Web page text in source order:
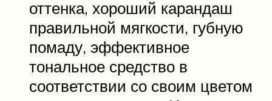
оттенка, хороший карандаш
правильной мягкости, губную
помаду, эффективное
тональное средство в
соответствии со своим цветом